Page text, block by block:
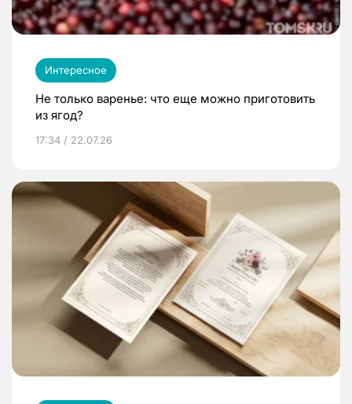
Интересное
Не только варенье: что еще можно приготовить
из ягод?
17:34 / 22.07.26